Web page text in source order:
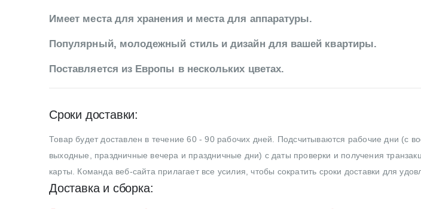
Имеет места для хранения и места для аппаратуры.
Популярный, молодежный стиль и дизайн для вашей квартиры.
Поставляется из Европы в нескольких цветах.
Сроки доставки:
Товар будет доставлен в течение 60 - 90 рабочих дней. Подсчитываются рабочие дни (с
выходные, праздничные вечера и праздничные дни) с даты проверки и получения
карты. Команда веб-сайта прилагает все усилия, чтобы сократить сроки доставки для
Доставка и сборка: